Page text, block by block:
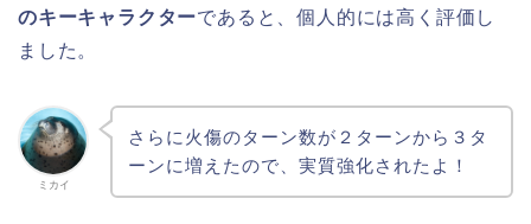
のキーキャラクターであると、個人的には高く評価し
ました。
ミカイ
さらに火傷のターン数が２ターンから３タ
ーンに増えたので、実質強化されたよ！